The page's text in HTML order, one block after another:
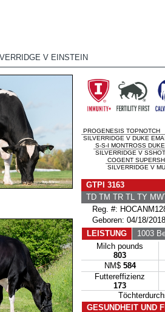
V EINSTEIN
PROGENESIS TOPNOTCH
SILVERRIDGE V DUKE
S-S-I MONTROSS DUKE
SILVERRIDGE V
COGENT
SILVERRIDGE V
GTPI 3163
TD TM TR TL TY
Reg. #:
Geboren: 04/18/2018
LEISTUNG
1003
Milch pounds
803
NM$ 584
Futtereffizienz
173
GESUNDHEIT UND